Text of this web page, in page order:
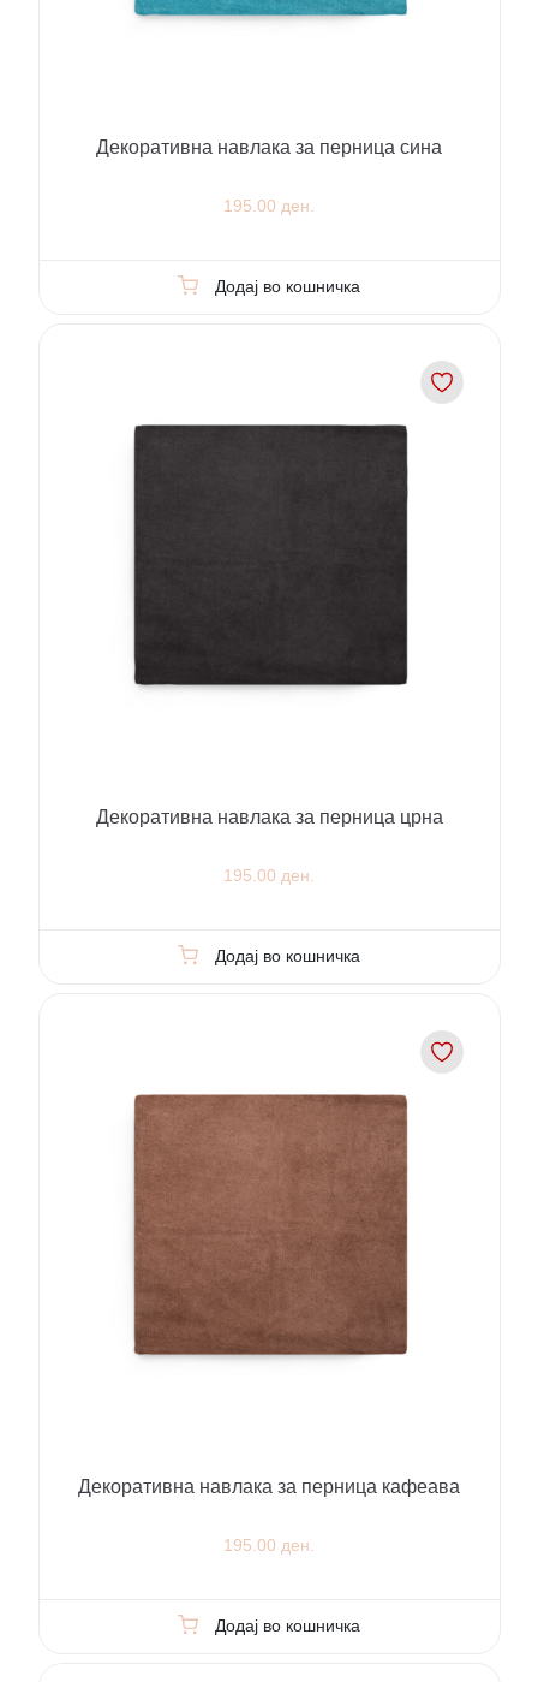
Декоративна навлака за перница сина
195.00 ден.
Додај во кошничка
Декоративна навлака за перница црна
195.00 ден.
Додај во кошничка
Декоративна навлака за перница кафеава
195.00 ден.
Додај во кошничка